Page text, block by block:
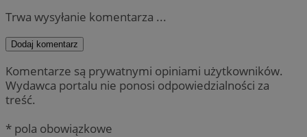
Trwa wysyłanie komentarza ...
Dodaj komentarz
Komentarze są prywatnymi opiniami użytkowników.
Wydawca portalu nie ponosi odpowiedzialności za
treść.
* pola obowiązkowe